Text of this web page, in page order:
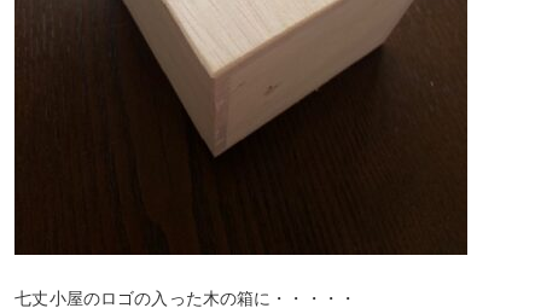
七丈小屋のロゴの入った木の箱に・・・・・